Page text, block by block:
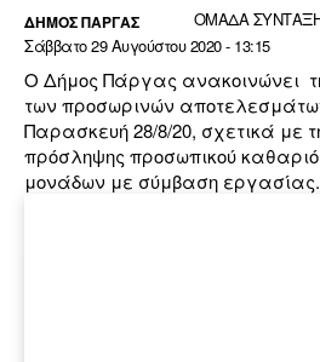
ΔΉΜΟΣ ΠΆΡΓΑΣ ΟΜΑΔΑ
Σάββατο 29 Αυγούστου 2020 - 13:15
Ο Δήμος Πάργας ανακοινώνει
των προσωρινών
Παρασκευή 28/8/20, σχετικά με
πρόσληψης προσωπικού
μονάδων με σύμβαση